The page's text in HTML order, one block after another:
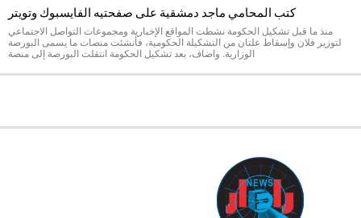
كتب المحامي ماجد دمشقية على صفحتيه الفايسبوك وتويتر
منذ ما قبل تشكيل الحكومة نشطت المواقع الإخبارية ومجموعات التواصل الاجتماعي
لتوزير فلان وإسقاط علتان من التشكيلة الحكومية، فأنشئت منصات ما يسمى البورصة
الوزارية. واضاف، بعد تشكيل الحكومة انتقلت البورصة إلى منصة